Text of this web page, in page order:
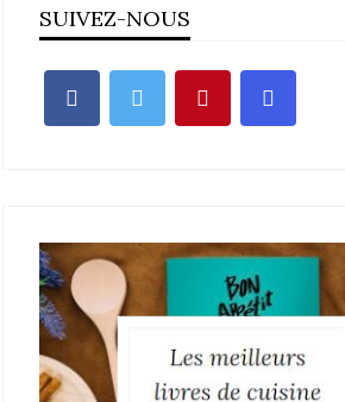
SUIVEZ-NOUS